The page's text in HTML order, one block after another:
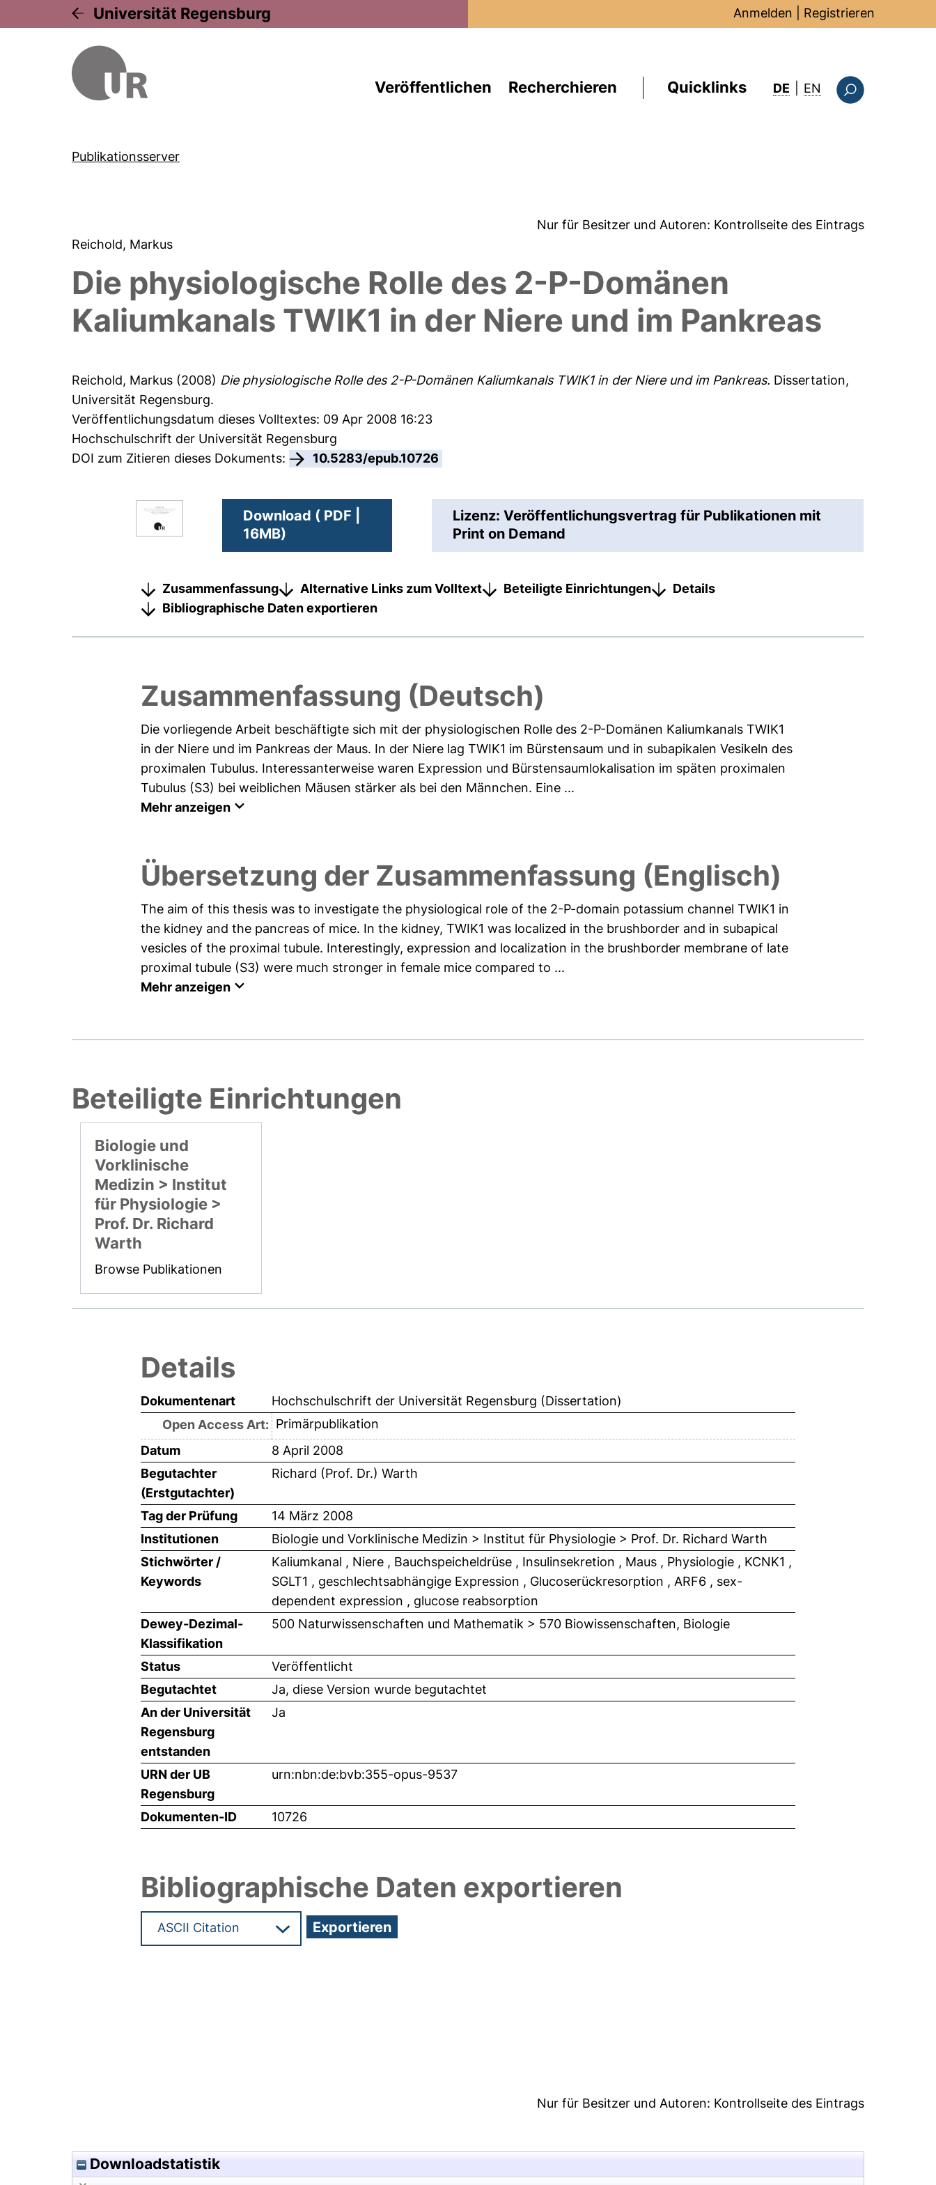
Universität Regensburg Anmelden Registrieren
Veröffentlichen Recherchieren Quicklinks DE EN : this page in
Publikationsserver
Nur für Besitzer und Autoren: Kontrollseite des Eintrags
Reichold, Markus
Die physiologische Rolle des 2-P-Domänen
Kaliumkanals TWIK1 in der Niere und im Pankreas
Reichold, Markus (2008) Die physiologische Rolle des 2-P-Domänen Kaliumkanals TWIK1 in der Niere und im Pankreas. Dissertation,
Universität Regensburg.
Veröffentlichungsdatum dieses Volltextes: 09 Apr 2008 16:23
Hochschulschrift der Universität Regensburg
DOI zum Zitieren dieses Dokuments:
10.5283/epub.10726
Download ( PDF |
16MB)
Lizenz: Veröffentlichungsvertrag für Publikationen mit
Print on Demand
Zusammenfassung Alternative Links zum Volltext Beteiligte Einrichtungen
Details
Bibliographische Daten exportieren
Zusammenfassung (Deutsch)
Die vorliegende Arbeit beschäftigte sich mit der physiologischen Rolle des 2-P-Domänen Kaliumkanals TWIK1
in der Niere und im Pankreas der Maus. In der Niere lag TWIK1 im Bürstensaum und in subapikalen Vesikeln des
proximalen Tubulus. Interessanterweise waren Expression und Bürstensaumlokalisation im späten proximalen
Tubulus (S3) bei weiblichen Mäusen stärker als bei den Männchen. Eine ...
Mehr anzeigen
Übersetzung der Zusammenfassung (Englisch)
The aim of this thesis was to investigate the physiological role of the 2-P-domain potassium channel TWIK1 in
the kidney and the pancreas of mice. In the kidney, TWIK1 was localized in the brushborder and in subapical
vesicles of the proximal tubule. Interestingly, expression and localization in the brushborder membrane of late
proximal tubule (S3) were much stronger in female mice compared to ...
Mehr anzeigen
Beteiligte Einrichtungen
Biologie und
Vorklinische
Medizin > Institut
für Physiologie >
Prof. Dr. Richard
Warth
Browse Publikationen
Details
Dokumentenart
Hochschulschrift der Universität Regensburg (Dissertation)
Open Access Art: Primärpublikation
Datum
8 April 2008
Begutachter
(Erstgutachter)
Richard (Prof. Dr.) Warth
Tag der Prüfung
14 März 2008
Institutionen
Biologie und Vorklinische Medizin > Institut für Physiologie > Prof. Dr. Richard Warth
Stichwörter /
Keywords
Kaliumkanal , Niere , Bauchspeicheldrüse , Insulinsekretion , Maus , Physiologie , KCNK1 ,
SGLT1 , geschlechtsabhängige Expression , Glucoserückresorption , ARF6 , sex-
dependent expression , glucose reabsorption
Dewey-Dezimal-
Klassifikation
500 Naturwissenschaften und Mathematik > 570 Biowissenschaften, Biologie
Status
Veröffentlicht
Begutachtet
Ja, diese Version wurde begutachtet
An der Universität
Regensburg
entstanden
Ja
URN der UB
Regensburg
urn:nbn:de:bvb:355-opus-9537
Dokumenten-ID 10726
Bibliographische Daten exportieren
Nur für Besitzer und Autoren: Kontrollseite des Eintrags
Downloadstatistik